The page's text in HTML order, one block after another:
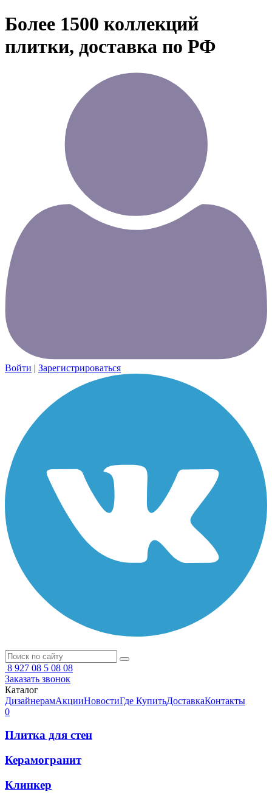
Более 1500 коллекций
плитки, доставка по РФ
Войти | Зарегистрироваться
8 927 08 5 08 08
Заказать звонок
Каталог
ДизайнерамАкцииНовостиГде КупитьДоставкаКонтакты
0
Плитка для стен
Керамогранит
Клинкер